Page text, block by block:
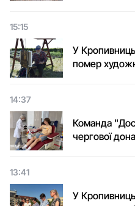
15:15
У
помер
14:37
Команда
чергової
13:41
У